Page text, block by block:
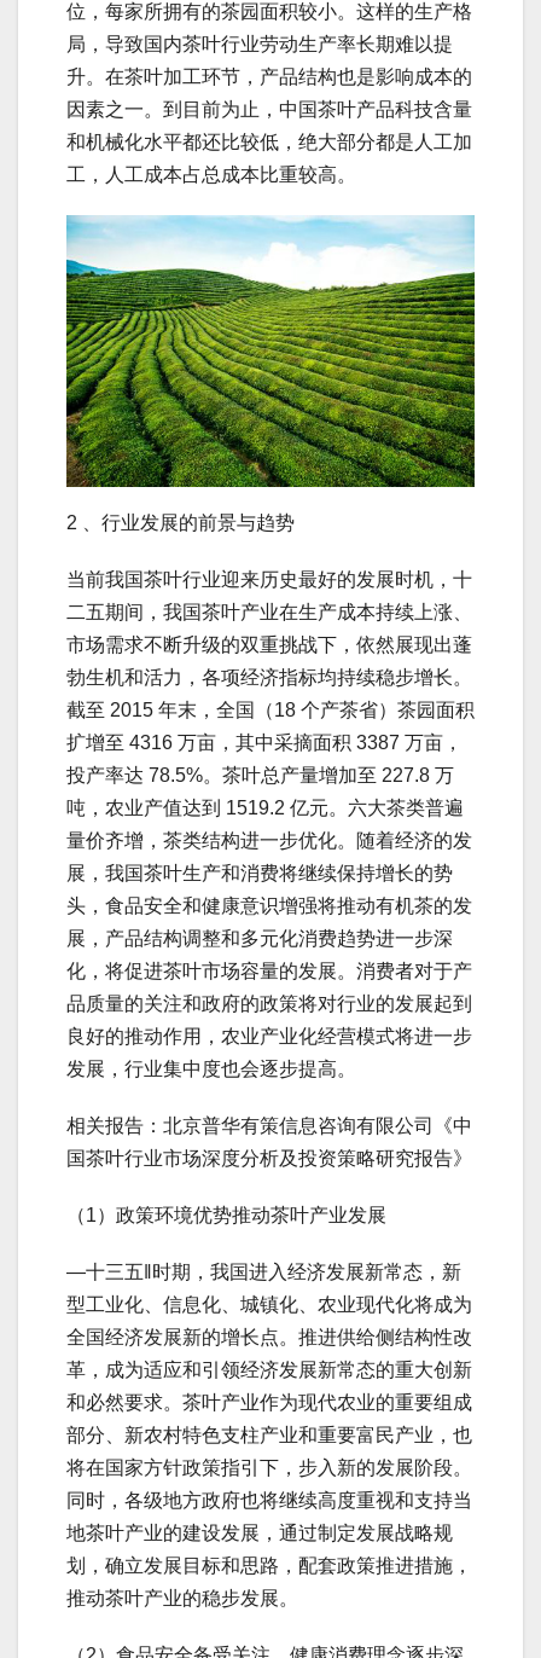
位，每家所拥有的茶园面积较小。这样的生产格
局，导致国内茶叶行业劳动生产率长期难以提
升。在茶叶加工环节，产品结构也是影响成本的
因素之一。到目前为止，中国茶叶产品科技含量
和机械化水平都还比较低，绝大部分都是人工加
工，人工成本占总成本比重较高。
2 、行业发展的前景与趋势
当前我国茶叶行业迎来历史最好的发展时机，十
二五期间，我国茶叶产业在生产成本持续上涨、
市场需求不断升级的双重挑战下，依然展现出蓬
勃生机和活力，各项经济指标均持续稳步增长。
截至 2015 年末，全国（18 个产茶省）茶园面积
扩增至 4316 万亩，其中采摘面积 3387 万亩，
投产率达 78.5%。茶叶总产量增加至 227.8 万
吨，农业产值达到 1519.2 亿元。六大茶类普遍
量价齐增，茶类结构进一步优化。随着经济的发
展，我国茶叶生产和消费将继续保持增长的势
头，食品安全和健康意识增强将推动有机茶的发
展，产品结构调整和多元化消费趋势进一步深
化，将促进茶叶市场容量的发展。消费者对于产
品质量的关注和政府的政策将对行业的发展起到
良好的推动作用，农业产业化经营模式将进一步
发展，行业集中度也会逐步提高。
相关报告：北京普华有策信息咨询有限公司《中
国茶叶行业市场深度分析及投资策略研究报告》
（1）政策环境优势推动茶叶产业发展
―十三五‖时期，我国进入经济发展新常态，新
型工业化、信息化、城镇化、农业现代化将成为
全国经济发展新的增长点。推进供给侧结构性改
革，成为适应和引领经济发展新常态的重大创新
和必然要求。茶叶产业作为现代农业的重要组成
部分、新农村特色支柱产业和重要富民产业，也
将在国家方针政策指引下，步入新的发展阶段。
同时，各级地方政府也将继续高度重视和支持当
地茶叶产业的建设发展，通过制定发展战略规
划，确立发展目标和思路，配套政策推进措施，
推动茶叶产业的稳步发展。